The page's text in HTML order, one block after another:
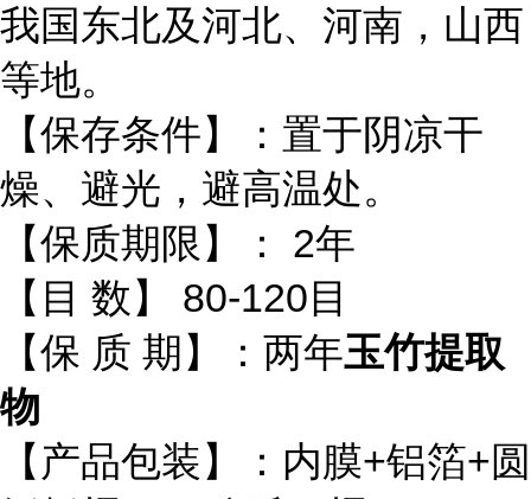
我国东北及河北、河南，山西
等地。
【保存条件】：置于阴凉干
燥、避光，避高温处。
【保质期限】： 2年
【目 数】 80-120目
【保 质 期】：两年玉竹提取
物
【产品包装】：内膜+铝箔+圆